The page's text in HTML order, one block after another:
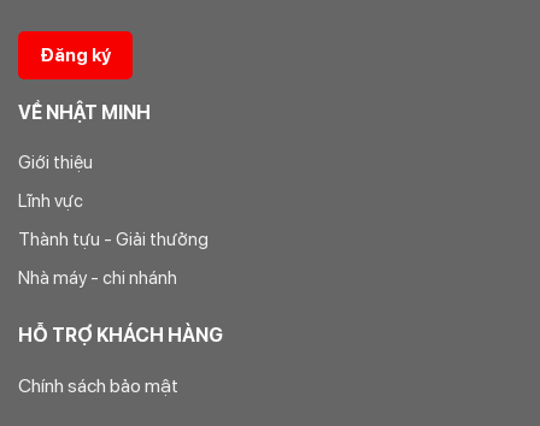
VỀ NHẬT MINH
Giới thiệu
Lĩnh vực
Thành tựu - Giải thưởng
Nhà máy - chi nhánh
HỖ TRỢ KHÁCH HÀNG
Chính sách bảo mật